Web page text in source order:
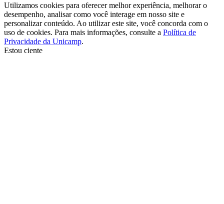
Utilizamos cookies para oferecer melhor experiência, melhorar o
desempenho, analisar como você interage em nosso site e
personalizar conteúdo. Ao utilizar este site, você concorda com o
uso de cookies. Para mais informações, consulte a Política de
Privacidade da Unicamp.
Estou ciente